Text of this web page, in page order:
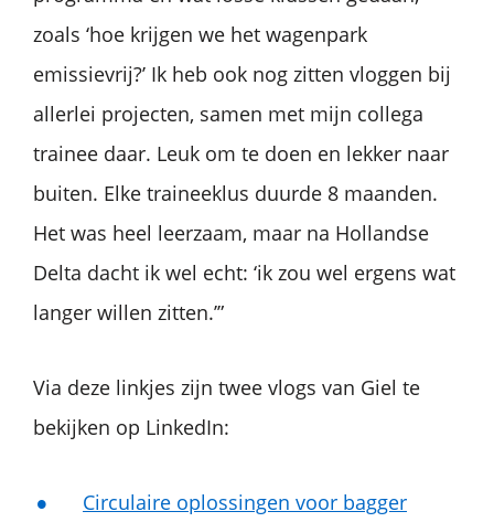
zoals ‘hoe krijgen we het wagenpark
emissievrij?’ Ik heb ook nog zitten vloggen bij
allerlei projecten, samen met mijn collega
trainee daar. Leuk om te doen en lekker naar
buiten. Elke traineeklus duurde 8 maanden.
Het was heel leerzaam, maar na Hollandse
Delta dacht ik wel echt: ‘ik zou wel ergens wat
langer willen zitten.’”
Via deze linkjes zijn twee vlogs van Giel te
bekijken op LinkedIn:
Circulaire oplossingen voor bagger